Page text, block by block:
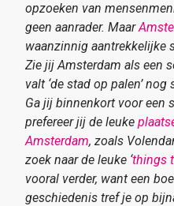
opzoeken van
geen aanrader. Maar
waanzinnig aantrekkelijke
Zie jij Amsterdam als een
valt ‘de stad op palen’
Ga jij binnenkort voor een
prefereer jij de leuke
Amsterdam, zoals
zoek naar de leuke ‘things t
vooral verder, want een
geschiedenis tref je op